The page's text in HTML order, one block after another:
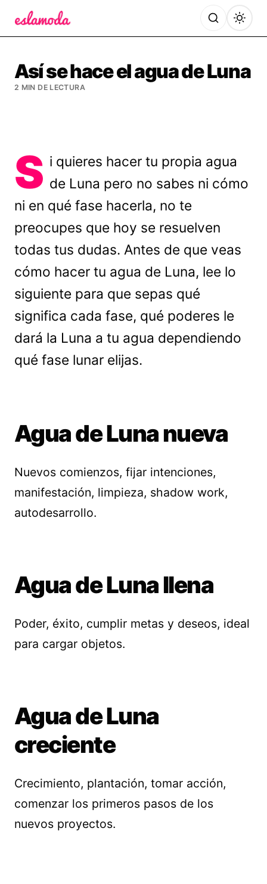
Así se hace el agua de Luna
2 MIN DE LECTURA
S i quieres hacer tu propia agua
de Luna pero no sabes ni cómo
ni en qué fase hacerla, no te
preocupes que hoy se resuelven
todas tus dudas. Antes de que veas
cómo hacer tu agua de Luna, lee lo
siguiente para que sepas qué
significa cada fase, qué poderes le
dará la Luna a tu agua dependiendo
qué fase lunar elijas.
Agua de Luna nueva
Nuevos comienzos, fijar intenciones,
manifestación, limpieza, shadow work,
autodesarrollo.
Agua de Luna llena
Poder, éxito, cumplir metas y deseos, ideal
para cargar objetos.
Agua de Luna
creciente
Crecimiento, plantación, tomar acción,
comenzar los primeros pasos de los
nuevos proyectos.